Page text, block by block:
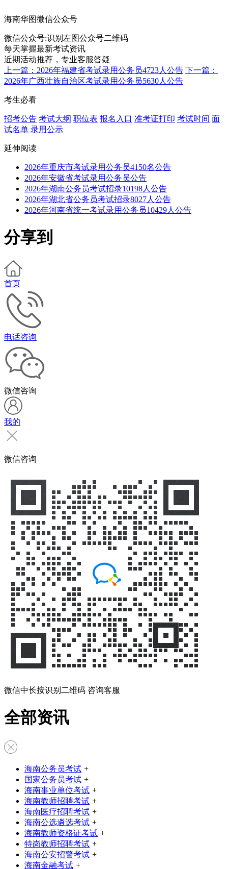
海南华图微信公众号
微信公众号:识别左图公众号二维码
每天掌握最新考试资讯
近期活动推荐，专业客服答疑
上一篇：2026年福建省考试录用公务员4723人公告 下一篇：
2026年广西壮族自治区考试录用公务员5630人公告
考生必看
招考公告 考试大纲 职位表 报名入口 准考证打印 考试时间 面
试名单 录用公示
延伸阅读
2026年重庆市考试录用公务员4150名公告
2026年安徽省考试录用公务员公告
2026年湖南公务员考试招录10198人公告
2026年湖北省公务员考试招录8027人公告
2026年河南省统一考试录用公务员10429人公告
分享到
首页
电话咨询
微信咨询
我的
微信咨询
微信中长按识别二维码 咨询客服
全部资讯
海南公务员考试 +
国家公务员考试 +
海南事业单位考试 +
海南教师招聘考试 +
海南医疗招聘考试 +
海南公选遴选考试 +
海南教师资格证考试 +
特岗教师招聘考试 +
海南公安招警考试 +
海南金融考试 +